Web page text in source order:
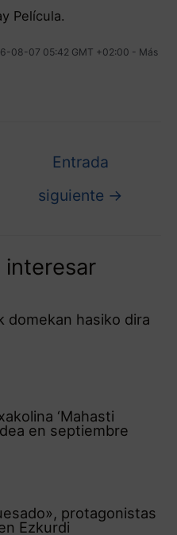
Película.
08-07 05:42 GMT +02:00 - Más
Entrada
siguiente →
domekan hasiko dira
‘Mahasti
en septiembre
protagonistas
Ezkurdi